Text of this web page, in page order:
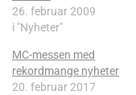
26. februar 2009
i "Nyheter"
MC-messen med
rekordmange nyheter
20. februar 2017